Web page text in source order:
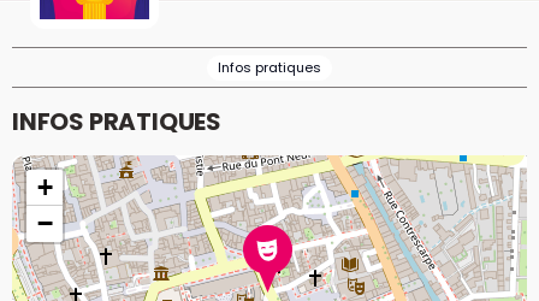
Infos pratiques
INFOS PRATIQUES
+
−